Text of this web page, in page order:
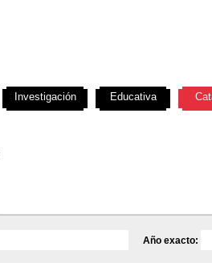
Año exacto:
Investigación Educativa